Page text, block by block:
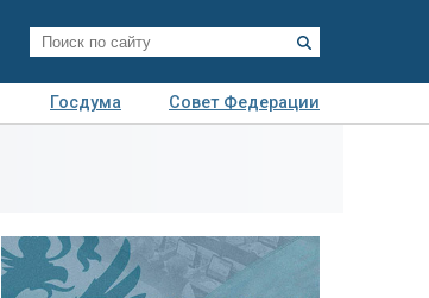
Госдума
Совет Федерации